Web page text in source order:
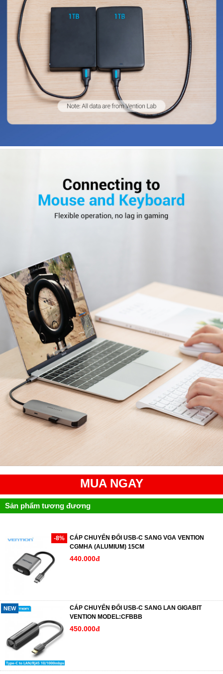
MUA NGAY
Sản phẩm tương đương
-8%
CÁP CHUYỂN ĐỔI USB-C SANG VGA VENTION
CGMHA (ALUMIUM) 15CM
440.000đ
NEW
CÁP CHUYỂN ĐỔI USB-C SANG LAN GIGABIT
VENTION MODEL:CFBBB
450.000đ